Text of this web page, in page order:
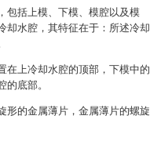
包括上模、下模、模腔以及模
却水腔，其特征在于：所述冷却
在上冷却水腔的顶部，下模中的
的底部。
形的金属薄片，金属薄片的螺旋